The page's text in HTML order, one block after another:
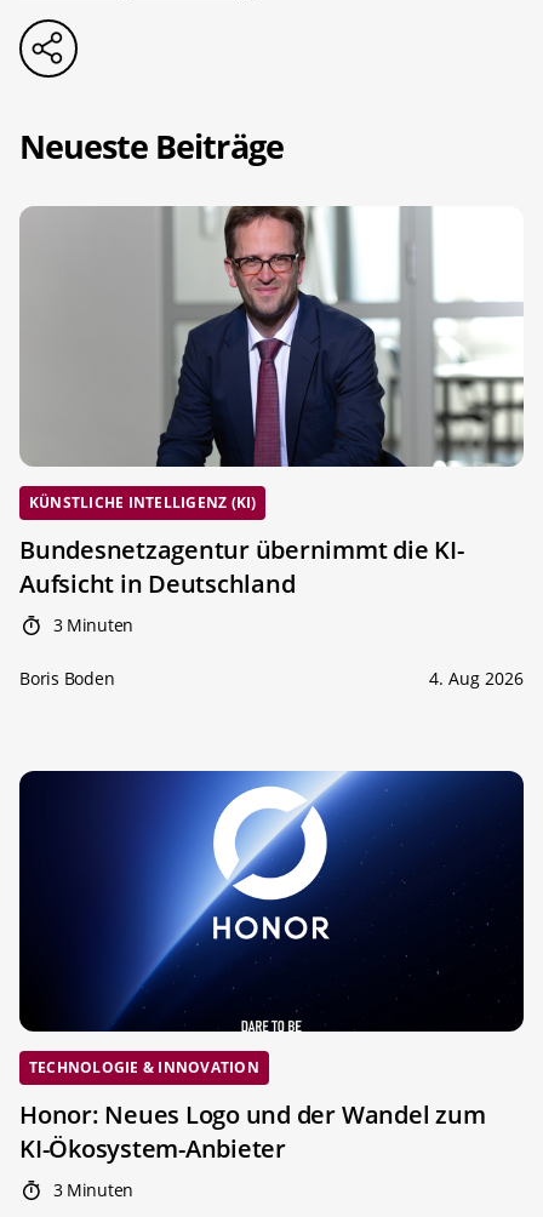
Neueste Beiträge
KÜNSTLICHE INTELLIGENZ (KI)
Bundesnetzagentur übernimmt die KI-
Aufsicht in Deutschland
3 Minuten
Boris Boden 4. Aug 2026
TECHNOLOGIE & INNOVATION
Honor: Neues Logo und der Wandel zum
KI-Ökosystem-Anbieter
3 Minuten